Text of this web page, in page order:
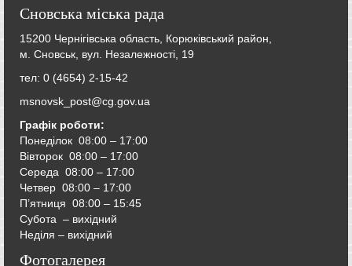
Сновська міська рада
15200 Чернігівська область, Корюківський район,
м. Сновськ, вул. Незалежності, 19
тел: 0 (4654) 2-15-42
msnovsk_post@cg.gov.ua
Графік роботи:
Понеділок 08:00 – 17:00
Вівторок 08:00 – 17:00
Середа 08:00 – 17:00
Четвер 08:00 – 17:00
П’ятниця 08:00 – 15:45
Субота – вихідний
Неділя – вихідний
Фотогалерея